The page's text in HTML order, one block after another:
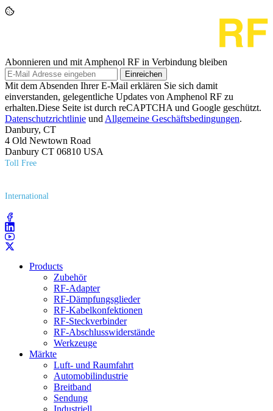
Abonnieren und mit Amphenol RF in Verbindung bleiben
Einreichen
Mit dem Absenden Ihrer E-Mail erklären Sie sich damit
einverstanden, gelegentliche Updates von Amphenol RF zu
erhalten.Diese Seite ist durch reCAPTCHA und Google geschützt.
Datenschutzrichtlinie und Allgemeine Geschäftsbedingungen.
Danbury, CT
4 Old Newtown Road
Danbury CT 06810 USA
Toll Free
International
Products
Zubehör
RF-Adapter
RF-Dämpfungsglieder
RF-Kabelkonfektionen
RF-Steckverbinder
RF-Abschlusswiderstände
Werkzeuge
Märkte
Luft- und Raumfahrt
Automobilindustrie
Breitband
Sendung